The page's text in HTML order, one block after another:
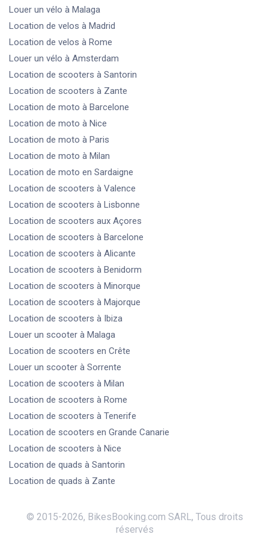
Louer un vélo à Malaga
Location de velos à Madrid
Location de velos à Rome
Louer un vélo à Amsterdam
Location de scooters à Santorin
Location de scooters à Zante
Location de moto à Barcelone
Location de moto à Nice
Location de moto à Paris
Location de moto à Milan
Location de moto en Sardaigne
Location de scooters à Valence
Location de scooters à Lisbonne
Location de scooters aux Açores
Location de scooters à Barcelone
Location de scooters à Alicante
Location de scooters à Benidorm
Location de scooters à Minorque
Location de scooters à Majorque
Location de scooters à Ibiza
Louer un scooter à Malaga
Location de scooters en Crête
Louer un scooter à Sorrente
Location de scooters à Milan
Location de scooters à Rome
Location de scooters à Tenerife
Location de scooters en Grande Canarie
Location de scooters à Nice
Location de quads à Santorin
Location de quads à Zante
© 2015-2026, BikesBooking.com SARL, Tous droits
réservés